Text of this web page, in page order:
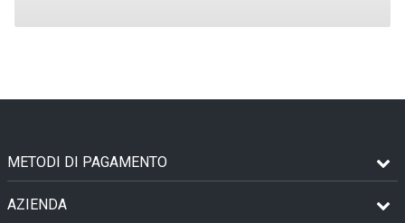
METODI DI PAGAMENTO
AZIENDA